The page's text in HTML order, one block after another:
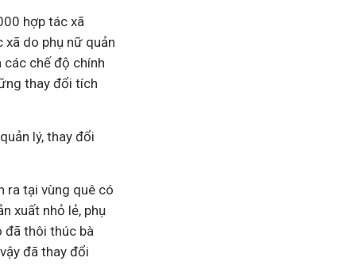
hợp tác xã
xã do phụ nữ quản
chế độ chính
thay đổi tích
lý, thay đổi
ra tại vùng quê có
xuất nhỏ lẻ, phụ
đã thôi thúc bà
đã thay đổi